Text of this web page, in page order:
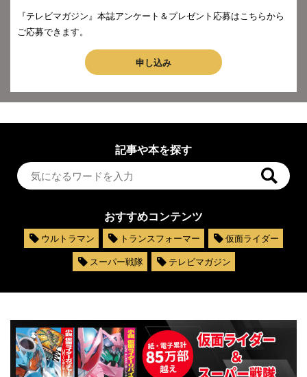
『テレビマガジン』本誌アンケート＆プレゼント応募はこちらから
ご応募できます。
申し込み
記事や本を探す
おすすめコンテンツ
ウルトラマン トランスフォーマー
仮面ライダー
スーパー戦隊
テレビマガジン